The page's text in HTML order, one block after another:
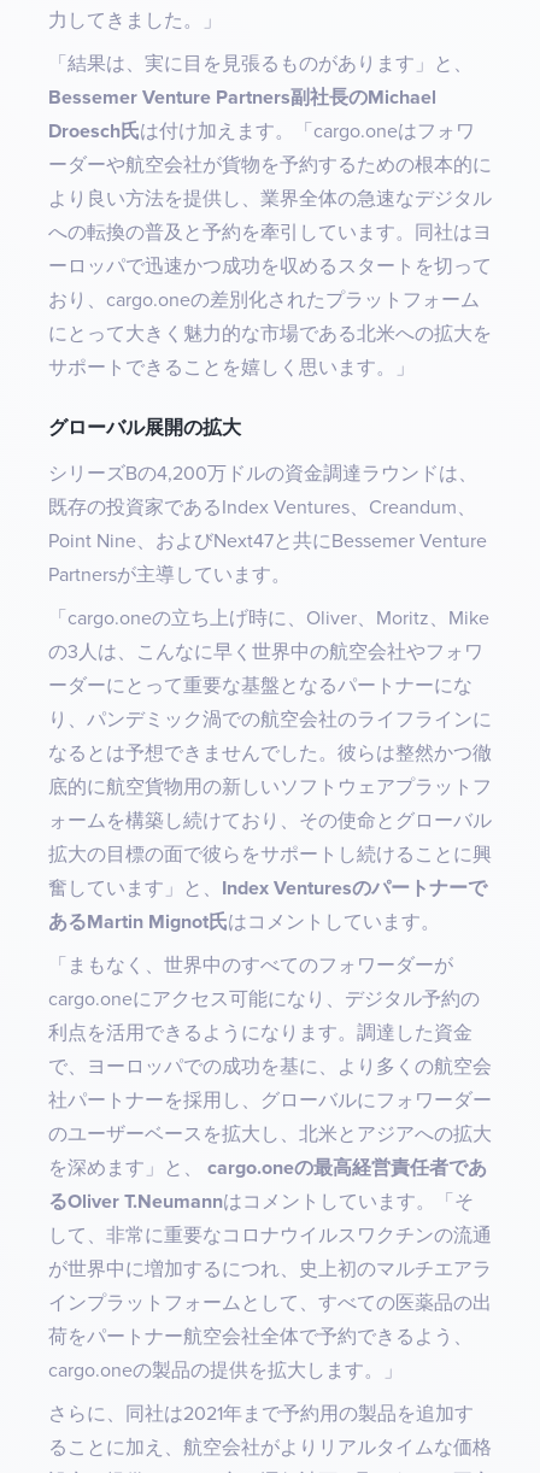
力してきました。」
「結果は、実に目を見張るものがあります」と、
Bessemer Venture Partners副社長のMichael
Droesch氏は付け加えます。「cargo.oneはフォワ
ーダーや航空会社が貨物を予約するための根本的に
より良い方法を提供し、業界全体の急速なデジタル
への転換の普及と予約を牽引しています。同社はヨ
ーロッパで迅速かつ成功を収めるスタートを切って
おり、cargo.oneの差別化されたプラットフォーム
にとって大きく魅力的な市場である北米への拡大を
サポートできることを嬉しく思います。」
グローバル展開の拡大 ‍
シリーズBの4,200万ドルの資金調達ラウンドは、
既存の投資家であるIndex Ventures、Creandum、
Point Nine、およびNext47と共にBessemer Venture
Partnersが主導しています。 ‍
「cargo.oneの立ち上げ時に、Oliver、Moritz、Mike
の3人は、こんなに早く世界中の航空会社やフォワ
ーダーにとって重要な基盤となるパートナーにな
り、パンデミック渦での航空会社のライフラインに
なるとは予想できませんでした。彼らは整然かつ徹
底的に航空貨物用の​​新しいソフトウェアプラットフ
ォームを構築し続けており、その使命とグローバル
拡大の目標の面で彼らをサポートし続けることに興
奮しています」と、 Index Venturesのパートナーで
あるMartin Mignot氏はコメントしています。
「まもなく、世界中のすべてのフォワーダーが
cargo.oneにアクセス可能になり、デジタル予約の
利点を活用できるようになります。調達した資金
で、ヨーロッパでの成功を基に、より多くの航空会
社パートナーを採用し、グローバルにフォワーダー
のユーザーベースを拡大し、北米とアジアへの拡大
を深めます」と、
cargo.oneの最高経営責任者であ
るOliver T.Neumannはコメントしています。「そ
して、非常に重要なコロナウイルスワクチンの流通
が世界中に増加するにつれ、史上初のマルチエアラ
インプラットフォームとして、すべての医薬品の出
荷をパートナー航空会社全体で予約できるよう、
cargo.oneの製品の提供を拡大します。」
さらに、同社は2021年まで予約用の製品を追加す
ることに加え、航空会社がよりリアルタイムな価格